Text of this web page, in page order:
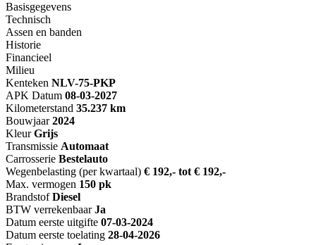
Basisgegevens
Technisch
Assen en banden
Historie
Financieel
Milieu
Kenteken NLV-75-PKP
APK Datum 08-03-2027
Kilometerstand 35.237 km
Bouwjaar 2024
Kleur Grijs
Transmissie Automaat
Carrosserie Bestelauto
Wegenbelasting (per kwartaal) € 192,- tot € 192,-
Max. vermogen 150 pk
Brandstof Diesel
BTW verrekenbaar Ja
Datum eerste uitgifte 07-03-2024
Datum eerste toelating 28-04-2026